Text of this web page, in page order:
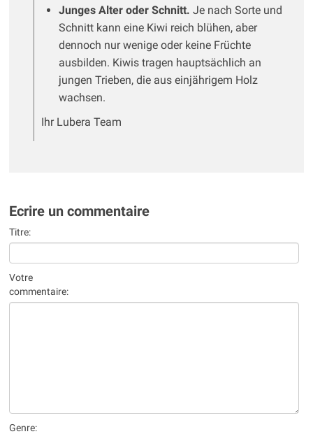
Junges Alter oder Schnitt. Je nach Sorte und
Schnitt kann eine Kiwi reich blühen, aber
dennoch nur wenige oder keine Früchte
ausbilden. Kiwis tragen hauptsächlich an
jungen Trieben, die aus einjährigem Holz
wachsen.
Ihr Lubera Team
Ecrire un commentaire
Titre:
Votre
commentaire:
Genre: